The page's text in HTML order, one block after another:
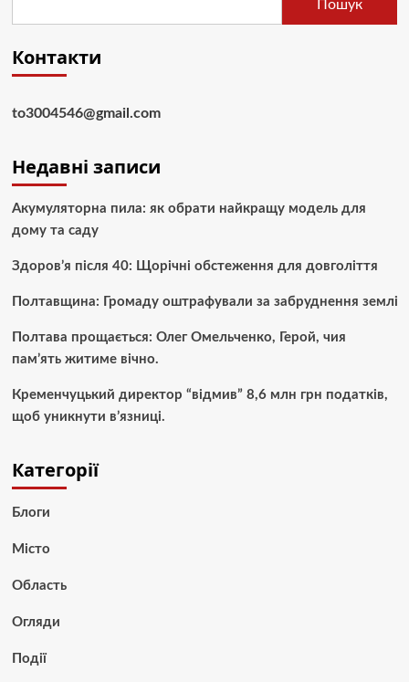
Пошук
Контакти
to3004546@gmail.com
Недавні записи
Акумуляторна пила: як обрати найкращу модель для
дому та саду
Здоров’я після 40: Щорічні обстеження для довголіття
Полтавщина: Громаду оштрафували за забруднення землі
Полтава прощається: Олег Омельченко, Герой, чия
пам’ять житиме вічно.
Кременчуцький директор “відмив” 8,6 млн грн податків,
щоб уникнути в’язниці.
Категорії
Блоги
Місто
Область
Огляди
Події